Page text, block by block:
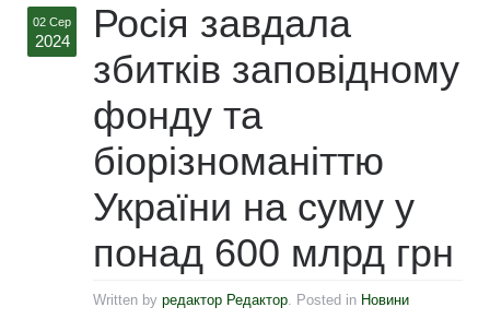
02 Сер
2024
Росія завдала
збитків заповідному
фонду та
біорізноманіттю
України на суму у
понад 600 млрд грн
Written by редактор Редактор. Posted in Новини